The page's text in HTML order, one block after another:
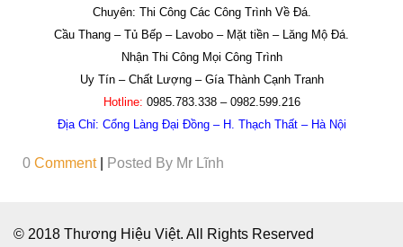
Chuyên: Thi Công Các Công Trình Về Đá.
Cầu Thang – Tủ Bếp –
Lavobo – Mặt tiền – Lăng Mộ Đá.
Nhận Thi Công Mọi Công Trình
Uy Tín – Chất Lượng – Gía Thành Cạnh Tranh
Hotline: 0985.783.338 – 0982.599.216
Địa Chỉ: Cổng Làng Đại Đồng – H. Thạch Thất – Hà Nội
0 Comment Posted By Mr Lĩnh
© 2018 Thương Hiệu Việt. All Rights Reserved